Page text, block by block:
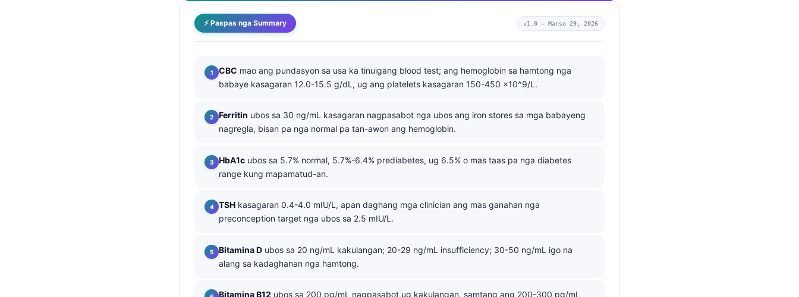
⚡ Paspas nga Summary v1.0 — Marso 29, 2026
CBC mao ang pundasyon sa usa ka tinuigang blood test; ang hemoglobin sa hamtong nga
babaye kasagaran 12.0-15.5 g/dL, ug ang platelets kasagaran 150-450 x10^9/L.
Ferritin ubos sa 30 ng/mL kasagaran nagpasabot nga ubos ang iron stores sa mga babayeng
nagregla, bisan pa nga normal pa tan-awon ang hemoglobin.
HbA1c ubos sa 5.7% normal, 5.7%-6.4% prediabetes, ug 6.5% o mas taas pa nga diabetes
range kung mapamatud-an.
TSH kasagaran 0.4-4.0 mIU/L, apan daghang mga clinician ang mas ganahan nga
preconception target nga ubos sa 2.5 mIU/L.
Bitamina D ubos sa 20 ng/mL kakulangan; 20-29 ng/mL insufficiency; 30-50 ng/mL igo na
alang sa kadaghanan nga hamtong.
Bitamina B12 ubos sa 200 pg/mL nagpasabot ug kakulangan, samtang ang 200-300 pg/mL